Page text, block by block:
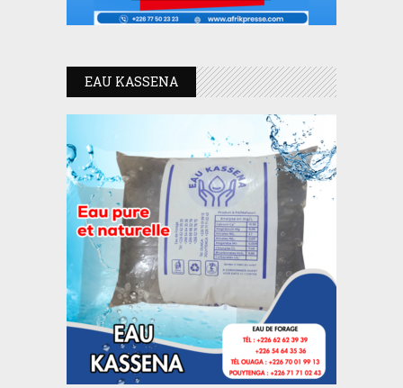
EAU KASSENA